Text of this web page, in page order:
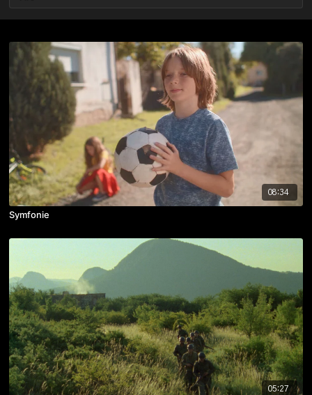
08:34
Symfonie
05:27